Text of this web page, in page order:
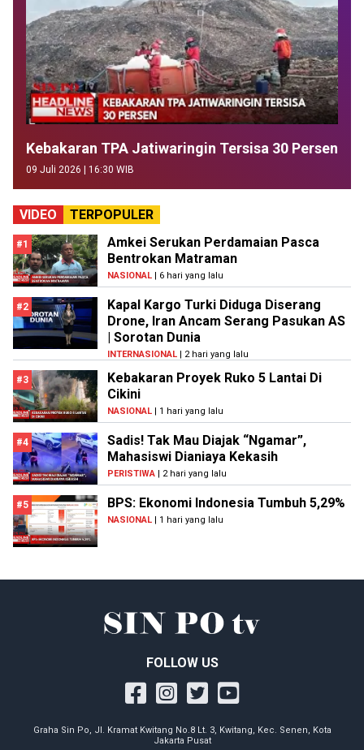
Kebakaran TPA Jatiwaringin Tersisa 30 Persen
09 Juli 2026 | 16:30 WIB
VIDEO TERPOPULER
#1
Amkei Serukan Perdamaian Pasca
Bentrokan Matraman
NASIONAL | 6 hari yang lalu
#2
Kapal Kargo Turki Diduga Diserang
Drone, Iran Ancam Serang Pasukan AS
| Sorotan Dunia
INTERNASIONAL | 2 hari yang lalu
#3
Kebakaran Proyek Ruko 5 Lantai Di
Cikini
NASIONAL | 1 hari yang lalu
#4
Sadis! Tak Mau Diajak “Ngamar”,
Mahasiswi Dianiaya Kekasih
PERISTIWA | 2 hari yang lalu
#5 BPS: Ekonomi Indonesia Tumbuh 5,29%
NASIONAL | 1 hari yang lalu
FOLLOW US
Graha Sin Po, Jl. Kramat Kwitang No.8 Lt. 3, Kwitang, Kec. Senen, Kota
Jakarta Pusat